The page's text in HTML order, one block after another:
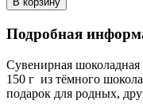
Подробная
Сувенирная
150 г из тёмного
подарок для родных,